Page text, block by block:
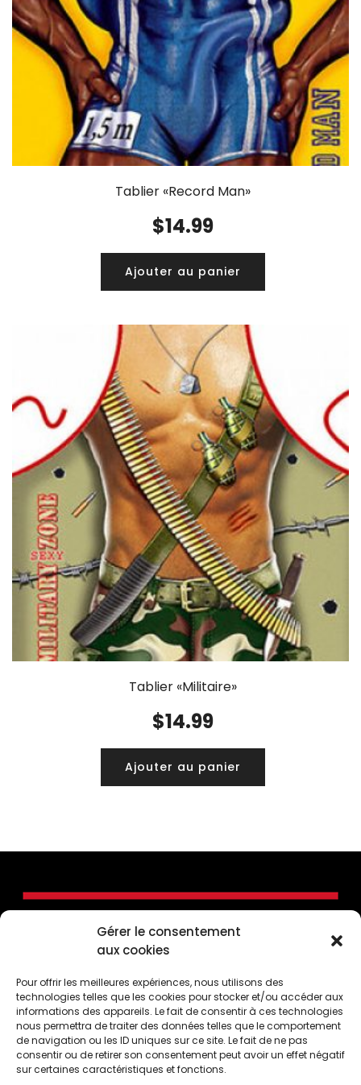
Gérer le consentement
aux cookies
Pour offrir les meilleures expériences, nous utilisons des
technologies telles que les cookies pour stocker et/ou accéder aux
informations des appareils. Le fait de consentir à ces technologies
nous permettra de traiter des données telles que le comportement
de navigation ou les ID uniques sur ce site. Le fait de ne pas
consentir ou de retirer son consentement peut avoir un effet négatif
sur certaines caractéristiques et fonctions.
Tablier «Record Man»
$14.99
Ajouter au panier
Tablier «Militaire»
$14.99
Ajouter au panier
CONTACTEZ-NOUS